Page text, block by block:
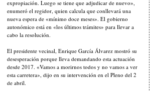
expropiación. Luego se tiene que adjudicar de nuevo»,
enumeró el regidor, quien calcula que conllevará una
nueva espera de «mínimo doce meses». El gobierno
autonómico está en «los últimos trámites» para llevar a
cabo la resolución.
El presidente vecinal, Enrique García Álvarez mostró su
desesperación porque lleva demandando esta actuación
desde 2017. «Vamos a morirnos todos y no vamos a ver
esta carretera», dijo en su intervención en el Pleno del 2
de abril.